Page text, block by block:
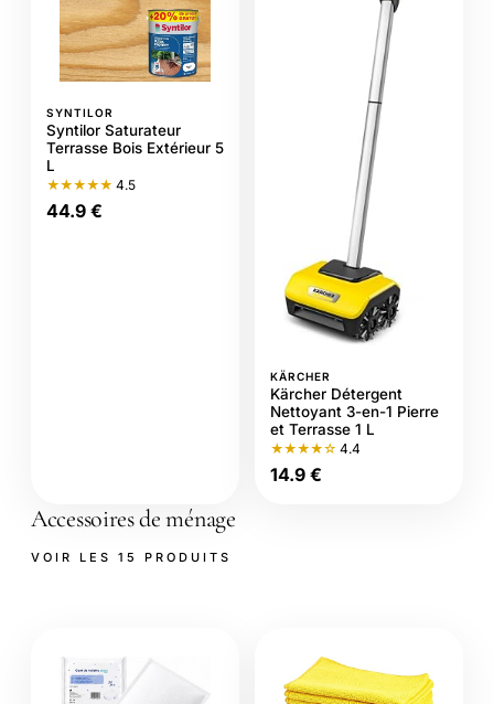
SYNTILOR
Syntilor Saturateur
Terrasse Bois Extérieur 5
L
★★★★★ 4.5
44.9 €
KÄRCHER
Kärcher Détergent
Nettoyant 3-en-1 Pierre
et Terrasse 1 L
★★★★☆ 4.4
14.9 €
Accessoires de ménage
VOIR LES 15 PRODUITS